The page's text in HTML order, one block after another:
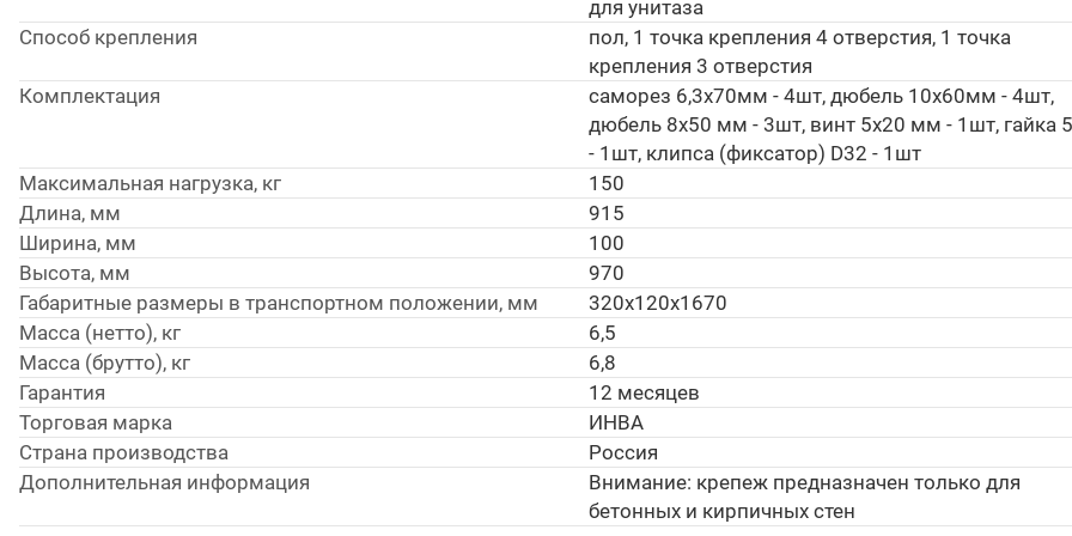
для унитаза
Способ крепления
пол, 1 точка крепления 4 отверстия, 1 точка
крепления 3 отверстия
Комплектация
саморез 6,3х70мм - 4шт, дюбель 10х60мм - 4шт,
дюбель 8х50 мм - 3шт, винт 5х20 мм - 1шт, гайка
- 1шт, клипса (фиксатор) D32 - 1шт
Максимальная нагрузка, кг
150
Длина, мм
915
Ширина, мм
100
Высота, мм
970
Габаритные размеры в транспортном положении, мм
320х120х1670
Масса (нетто), кг
6,5
Масса (брутто), кг
6,8
Гарантия
12 месяцев
Торговая марка
ИНВА
Страна производства
Россия
Дополнительная информация
Внимание: крепеж предназначен только для
бетонных и кирпичных стен